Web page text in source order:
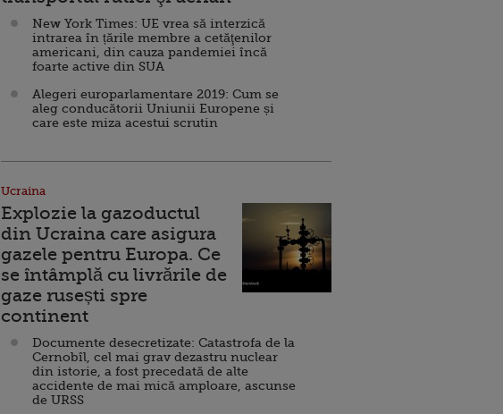
New York Times: UE vrea să interzică
intrarea în țările membre a cetăţenilor
americani, din cauza pandemiei încă
foarte active din SUA
Alegeri europarlamentare 2019: Cum se
aleg conducătorii Uniunii Europene și
care este miza acestui scrutin
Ucraina
Explozie la gazoductul
din Ucraina care asigura
gazele pentru Europa. Ce
se întâmplă cu livrările de
gaze rusești spre
continent
Documente desecretizate: Catastrofa de la
Cernobîl, cel mai grav dezastru nuclear
din istorie, a fost precedată de alte
accidente de mai mică amploare, ascunse
de URSS